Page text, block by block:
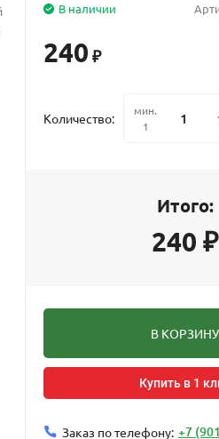
В наличии
240 ₽
Количество:
мин.
1
Итого:
240 ₽
В КОРЗИНУ
Купить в 1
Заказ по телефону: +7